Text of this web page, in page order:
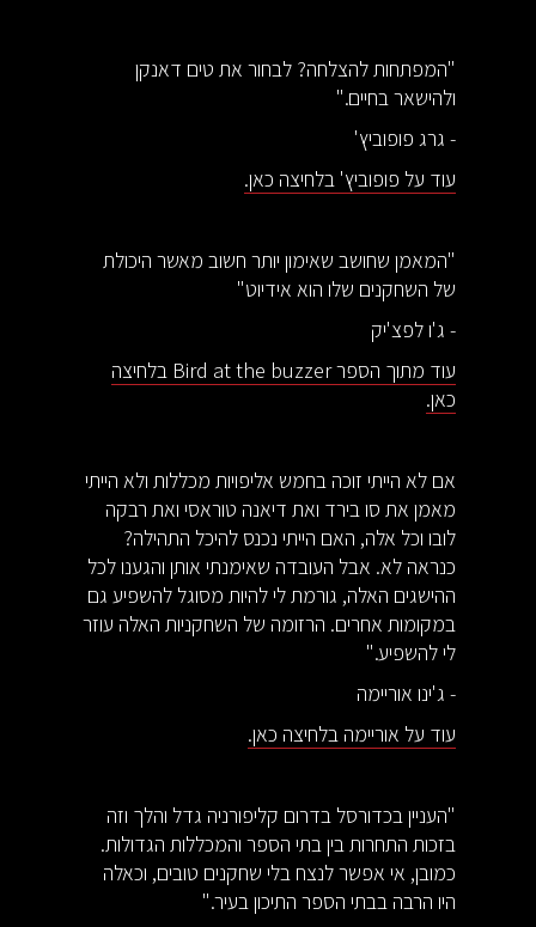
"המפתחות להצלחה? לבחור את טים דאנקן
ולהישאר בחיים."
- גרג פופוביץ'
עוד על פופוביץ' בלחיצה כאן.
"המאמן שחושב שאימון יותר חשוב מאשר היכולת
של השחקנים שלו הוא אידיוט"
- ג'ו לפצ'יק
עוד מתוך הספר Bird at the buzzer בלחיצה
כאן.
אם לא הייתי זוכה בחמש אליפויות מכללות ולא הייתי
מאמן את סו בירד ואת דיאנה טוראסי ואת רבקה
לובו וכל אלה, האם הייתי נכנס להיכל התהילה?
כנראה לא. אבל העובדה שאימנתי אותן והגענו לכל
ההישגים האלה, גורמת לי להיות מסוגל להשפיע גם
במקומות אחרים. הרזומה של השחקניות האלה עוזר
לי להשפיע."
- ג'ינו אוריימה
עוד על אוריימה בלחיצה כאן.
"העניין בכדורסל בדרום קליפורניה גדל והלך וזה
בזכות התחרות בין בתי הספר והמכללות הגדולות.
כמובן, אי אפשר לנצח בלי שחקנים טובים, וכאלה
היו הרבה בבתי הספר התיכון בעיר."